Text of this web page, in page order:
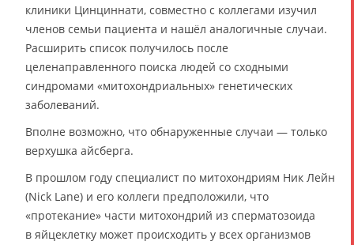
клиники Цинциннати, совместно с коллегами изучил
членов семьи пациента и нашёл аналогичные случаи.
Расширить список получилось после
целенаправленного поиска людей со сходными
синдромами «митохондриальных» генетических
заболеваний.
Вполне возможно, что обнаруженные случаи — только
верхушка айсберга.
В прошлом году специалист по митохондриям Ник Лейн
(Nick Lane) и его коллеги предположили, что
«протекание» части митохондрий из сперматозоида
в яйцеклетку может происходить у всех организмов